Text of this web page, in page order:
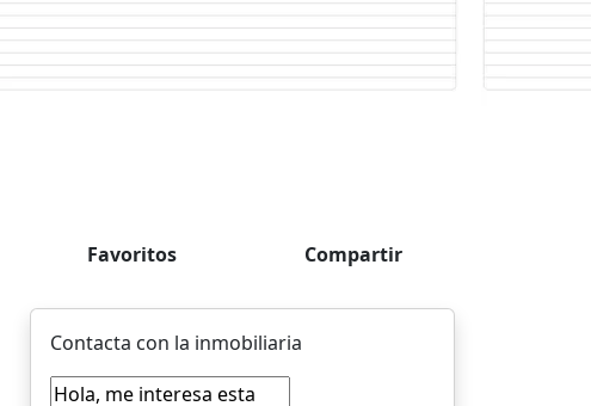
Favoritos Compartir
Contacta con la inmobiliaria